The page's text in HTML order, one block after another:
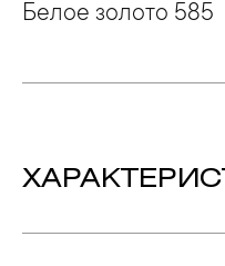
Белое золото 585